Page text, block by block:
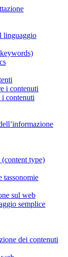
linguaggio
i contenuti
i contenuti
type)
tassonomie
sul web
semplice
dei contenuti